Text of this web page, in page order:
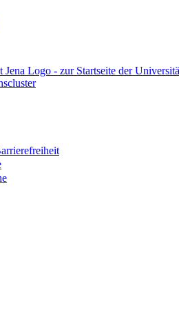
Logo - zur Startseite der